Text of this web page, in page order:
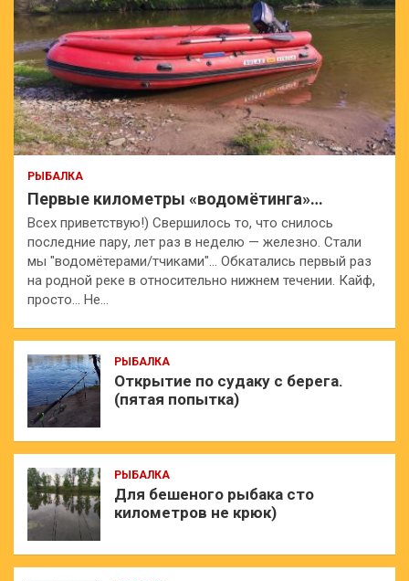
РЫБАЛКА
Первые километры «водомётинга»…
Всех приветствую!) Свершилось то, что снилось
последние пару, лет раз в неделю — железно. Стали
мы "водомётерами/тчиками"… Обкатались первый раз
на родной реке в относительно нижнем течении. Кайф,
просто… Не…
РЫБАЛКА
Открытие по судаку с берега.
(пятая попытка)
РЫБАЛКА
Для бешеного рыбака сто
километров не крюк)